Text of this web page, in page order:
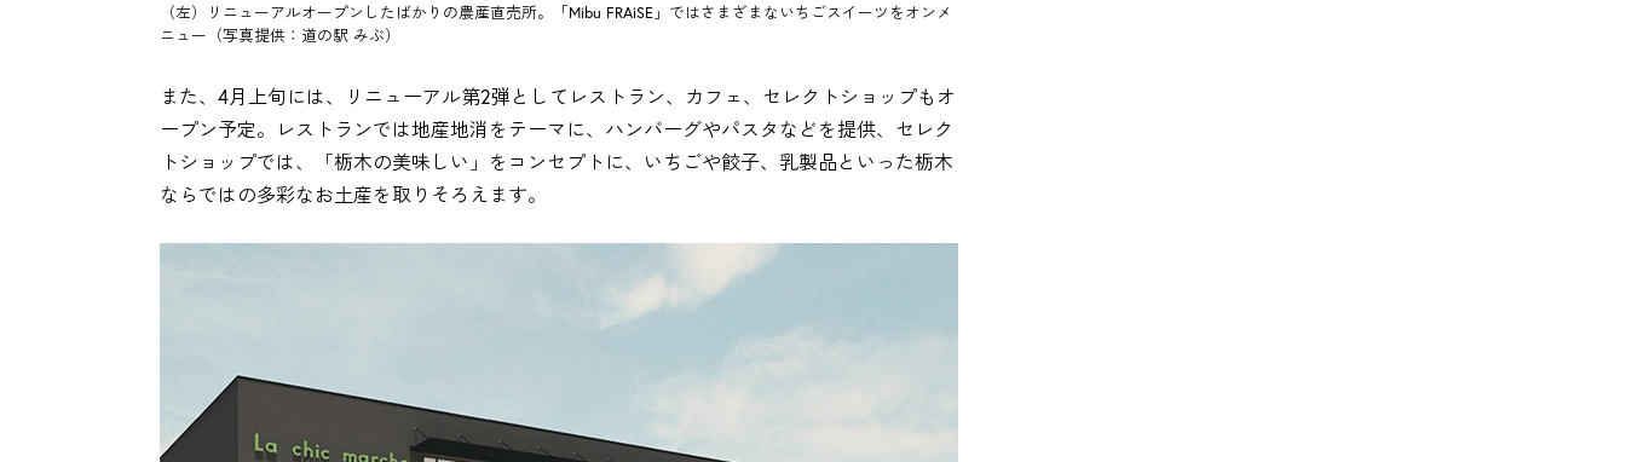
（左）リニューアルオープンしたばかりの農産直売所。「Mibu FRAiSE」ではさまざまないちごスイーツをオンメ
ニュー（写真提供：道の駅 みぶ）
また、4月上旬には、リニューアル第2弾としてレストラン、カフェ、セレクトショップもオ
ープン予定。レストランでは地産地消をテーマに、ハンバーグやパスタなどを提供、セレク
トショップでは、「栃木の美味しい」をコンセプトに、いちごや餃子、乳製品といった栃木
ならではの多彩なお土産を取りそろえます。